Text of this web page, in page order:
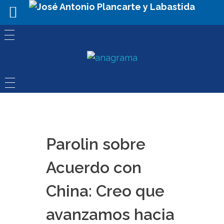
Parolin sobre
Acuerdo con
China: Creo que
avanzamos hacia